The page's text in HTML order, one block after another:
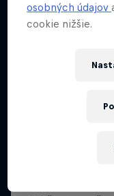
osobných údajov
cookie nižšie.